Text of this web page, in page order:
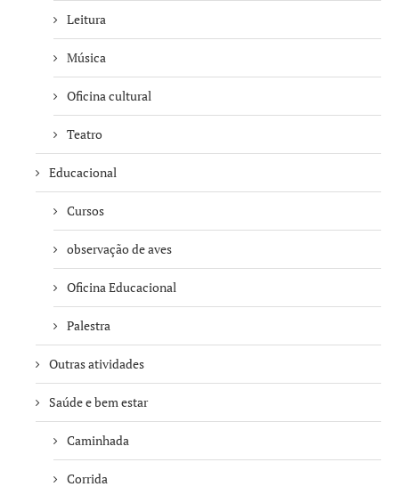
Leitura
Música
Oficina cultural
Teatro
Educacional
Cursos
observação de aves
Oficina Educacional
Palestra
Outras atividades
Saúde e bem estar
Caminhada
Corrida